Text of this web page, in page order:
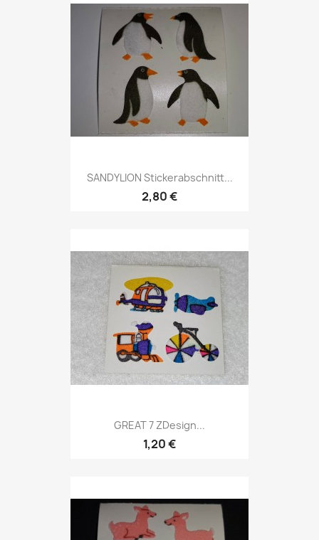
SANDYLION Stickerabschnitt...
2,80 €
GREAT 7 ZDesign...
1,20 €